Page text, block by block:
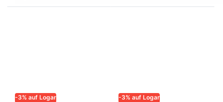
-3% auf Logar -3% auf Logar